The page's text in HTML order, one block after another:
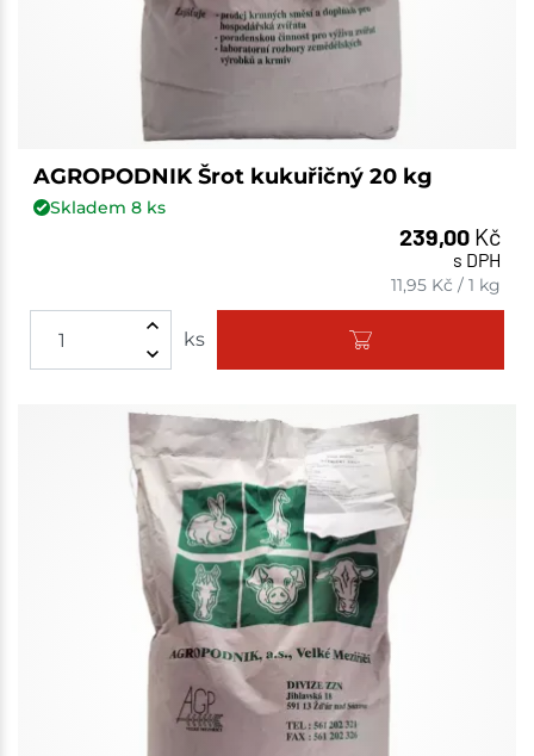
AGROPODNIK Šrot kukuřičný 20 kg
Skladem 8ks
239,00 Kč
s DPH
11,95 Kč /1 kg
ks